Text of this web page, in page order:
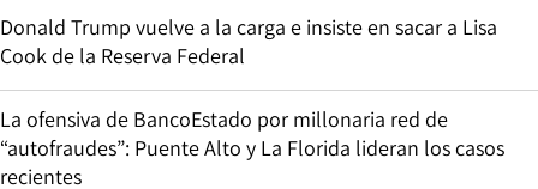
Donald Trump vuelve a la carga e insiste en sacar a Lisa
Cook de la Reserva Federal
La ofensiva de BancoEstado por millonaria red de
“autofraudes”: Puente Alto y La Florida lideran los casos
recientes